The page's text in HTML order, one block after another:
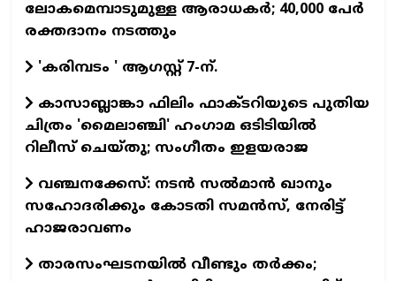
ലോകമെമ്പാടുമുള്ള ആരാധകര്‍; 40,000 പേര്‍
രക്തദാനം നടത്തും
'കരിമ്പടം ' ആഗസ്റ്റ് 7-ന്.
കാസാബ്ലാങ്കാ ഫിലിം ഫാക്ടറിയുടെ പുതിയ
ചിത്രം 'മൈലാഞ്ചി' ഹംഗാമ ഒടിടിയില്‍
റിലീസ് ചെയ്തു; സംഗീതം ഇളയരാജ
വഞ്ചനക്കേസ്: നടന്‍ സല്‍മാന്‍ ഖാനും
സഹോദരിക്കും കോടതി സമന്‍സ്, നേരിട്ട്
ഹാജരാവണം
താരസംഘടനയില്‍ വീണ്ടും തര്‍ക്കം;